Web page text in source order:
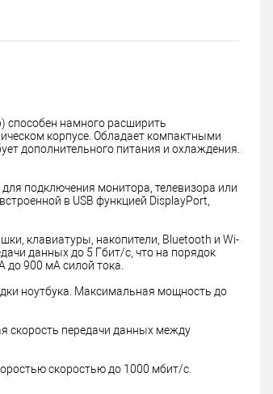
способен намного расширить
корпусе. Обладает компактными
дополнительного питания и охлаждения.
подключения монитора, телевизора или
в USB функцией DisplayPort,
клавиатуры, накопители, Bluetooth и Wi-
данных до 5 Гбит/с, что на порядок
до 900 мА силой тока.
ноутбука. Максимальная мощность до
скорость передачи данных между
скоростью до 1000 мбит/с.